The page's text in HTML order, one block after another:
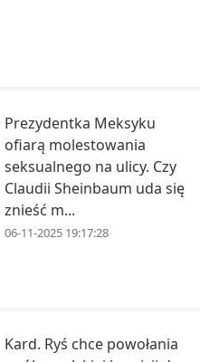
Prezydentka Meksyku
ofiarą molestowania
seksualnego na ulicy. Czy
Claudii Sheinbaum uda się
znieść m...
06-11-2025 19:17:28
Kard. Ryś chce powołania